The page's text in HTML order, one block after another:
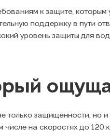
к защите,
поддержку в пути
уровень защиты для
только защищенности, но
числе на скоростях до